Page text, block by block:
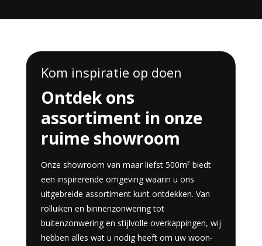
Kom inspiratie op doen
Ontdek ons
assortiment in onze
ruime showroom
Onze showroom van maar liefst 500m² biedt
een inspirerende omgeving waarin u ons
uitgebreide assortiment kunt ontdekken. Van
rolluiken en binnenzonwering tot
buitenzonwering en stijlvolle overkappingen, wij
hebben alles wat u nodig heeft om uw woon-